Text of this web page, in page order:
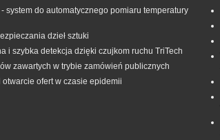
system do automatycznego pomiaru temperatury
dzieł sztuki
i szybka detekcja dzięki czujkom ruchu TriTech
zawartych w trybie zamówień publicznych
otwarcie ofert w czasie epidemii